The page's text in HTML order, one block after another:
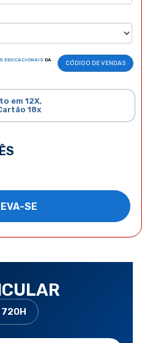
EDUCACIONAIS DA
CÓDIGO DE VENDAS
em 12X,
18x
SE
720H